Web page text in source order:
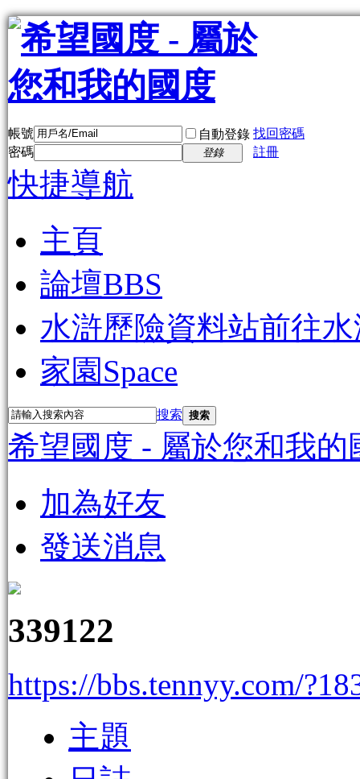
帳號 自動登錄 找回密碼
密碼
登錄 註冊
快捷導航
主頁
論壇BBS
水滸歷險資料站前往
家園Space
搜索 搜索
希望國度 - 屬於您和我的
加為好友
發送消息
339122
https://bbs.tennyy.com/
主題